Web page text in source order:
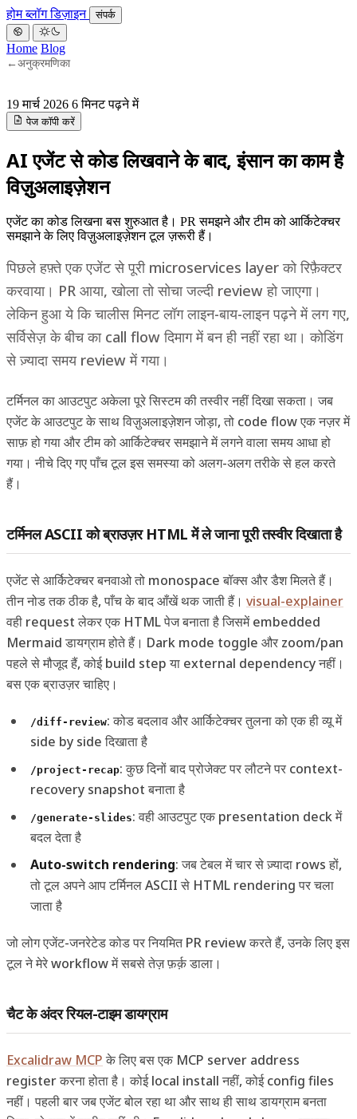
होमब्लॉगडिज़ाइन संपर्क
Home Blog
← अनुक्रमणिका
19 मार्च 2026 6 मिनट पढ़ने में
पेज कॉपी करें
AI एजेंट से कोड लिखवाने के बाद, इंसान का काम है
विज़ुअलाइज़ेशन
एजेंट का कोड लिखना बस शुरुआत है। PR समझने और टीम को आर्किटेक्चर
समझाने के लिए विज़ुअलाइज़ेशन टूल ज़रूरी हैं।
पिछले हफ़्ते एक एजेंट से पूरी microservices layer को रिफ़ैक्टर
करवाया। PR आया, खोला तो सोचा जल्दी review हो जाएगा।
लेकिन हुआ ये कि चालीस मिनट लॉग लाइन-बाय-लाइन पढ़ने में लग गए,
सर्विसेज़ के बीच का call flow दिमाग में बन ही नहीं रहा था। कोडिंग
से ज़्यादा समय review में गया।
टर्मिनल का आउटपुट अकेला पूरे सिस्टम की तस्वीर नहीं दिखा सकता। जब
एजेंट के आउटपुट के साथ विज़ुअलाइज़ेशन जोड़ा, तो code flow एक नज़र में
साफ़ हो गया और टीम को आर्किटेक्चर समझाने में लगने वाला समय आधा हो
गया। नीचे दिए गए पाँच टूल इस समस्या को अलग-अलग तरीके से हल करते
हैं।
टर्मिनल ASCII को ब्राउज़र HTML में ले जाना पूरी तस्वीर दिखाता है
एजेंट से आर्किटेक्चर बनवाओ तो monospace बॉक्स और डैश मिलते हैं।
तीन नोड तक ठीक है, पाँच के बाद आँखें थक जाती हैं। visual-explainer
वही request लेकर एक HTML पेज बनाता है जिसमें embedded
Mermaid डायग्राम होते हैं। Dark mode toggle और zoom/pan
पहले से मौजूद हैं, कोई build step या external dependency नहीं।
बस एक ब्राउज़र चाहिए।
/diff-review: कोड बदलाव और आर्किटेक्चर तुलना को एक ही व्यू में
side by side दिखाता है
/project-recap: कुछ दिनों बाद प्रोजेक्ट पर लौटने पर context-
recovery snapshot बनाता है
/generate-slides: वही आउटपुट एक presentation deck में
बदल देता है
Auto-switch rendering: जब टेबल में चार से ज़्यादा rows हों,
तो टूल अपने आप टर्मिनल ASCII से HTML rendering पर चला
जाता है
जो लोग एजेंट-जनरेटेड कोड पर नियमित PR review करते हैं, उनके लिए इस
टूल ने मेरे workflow में सबसे तेज़ फ़र्क़ डाला।
चैट के अंदर रियल-टाइम डायग्राम
Excalidraw MCP के लिए बस एक MCP server address
register करना होता है। कोई local install नहीं, कोई config files
नहीं। पहली बार जब एजेंट बोल रहा था और साथ ही साथ डायग्राम बनता